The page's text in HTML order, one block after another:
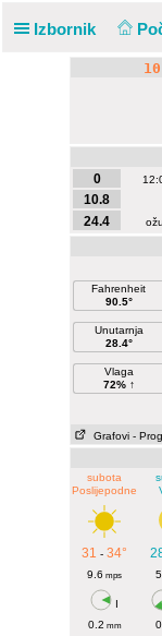
Izbornik
0
10.8
24.4
Fahrenheit
90.5°
Unutarnja
28.4°
Vlaga
72% ↑
Grafovi -
subota
Poslijepodne
31 - 34°
9.6 mps
I
0.2 mm